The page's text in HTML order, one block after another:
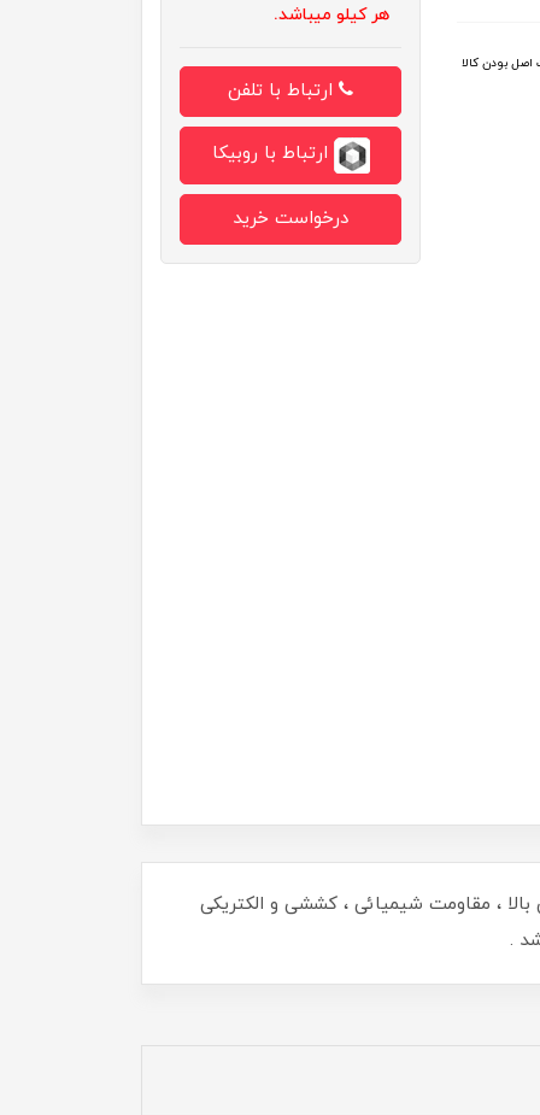
بودن کالا
هر کیلو میباشد.
ارتباط با تلفن
ارتباط با روبیکا
درخواست خرید
، مقاومت شیمیائی ، کششی و الکتریکی